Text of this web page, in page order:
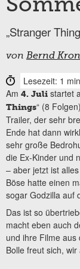
„Stranger
von Bernd
Lesezeit: 1
Am 4. Juli startet
Things“ (8
Trailer, der sehr
Ende hat dann
sehr große
die Ex-Kinder und
– aber jetzt ist
Böse hatte einen
sogar Godzilla auf
Das ist so
macht eben auch
und ihre Filme aus
Bolle freut sich, wir